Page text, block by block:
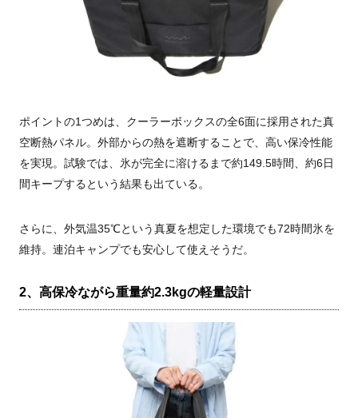
ポイントの1つめは、クーラーボックスの全6面に採用された真
空断熱パネル。外部からの熱を遮断することで、高い保冷性能
を実現。試験では、氷が完全に溶けるまで約149.5時間、約6日
間キープするという結果も出ている。
さらに、外気温35℃という真夏を想定した環境でも72時間氷を
維持。連泊キャンプでも安心して使えそうだ。
2、高保冷ながら重量約2.3kgの軽量設計